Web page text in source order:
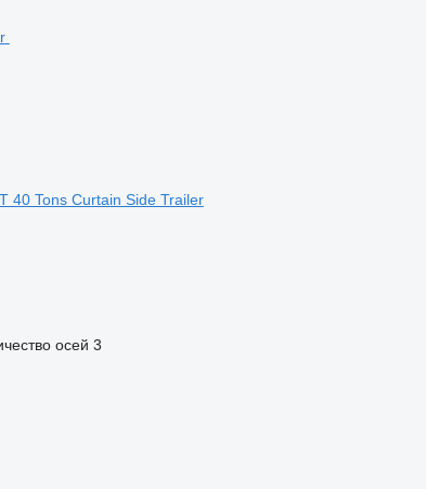
40 Tons Curtain Side Trailer
осей 3